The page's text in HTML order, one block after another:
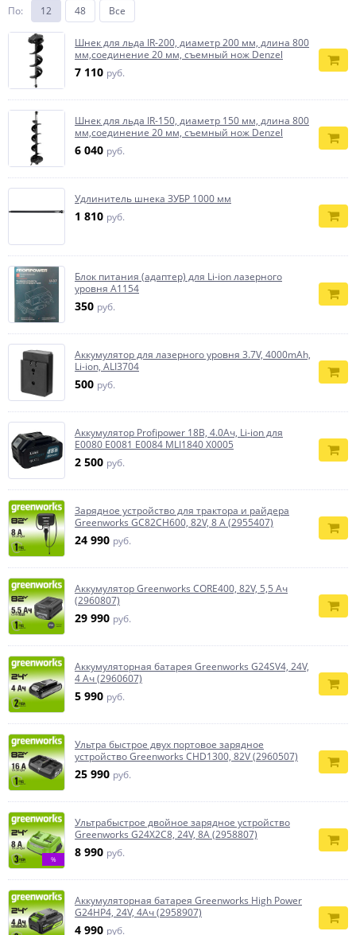
По: 12 48 Все
Шнек для льда IR-200, диаметр 200 мм, длина 800
мм,соединение 20 мм, съемный нож Denzel
7 110 руб.
Шнек для льда IR-150, диаметр 150 мм, длина 800
мм,соединение 20 мм, съемный нож Denzel
6 040 руб.
Удлинитель шнека ЗУБР 1000 мм
1 810 руб.
Блок питания (адаптер) для Li-ion лазерного
уровня A1154
350 руб.
Аккумулятор для лазерного уровня 3.7V, 4000mAh,
Li-ion, ALI3704
500 руб.
Аккумулятор Profipower 18В, 4.0Ач, Li-ion для
E0080 E0081 E0084 MLI1840 X0005
2 500 руб.
Зарядное устройство для трактора и райдера
Greenworks GC82CH600, 82V, 8 А (2955407)
24 990 руб.
Аккумулятор Greenworks CORE400, 82V, 5,5 Ач
(2960807)
29 990 руб.
Аккумуляторная батарея Greenworks G24SV4, 24V,
4 Ач (2960607)
5 990 руб.
Ультра быстрое двух портовое зарядное
устройство Greenworks CHD1300, 82V (2960507)
25 990 руб.
%
Ультрабыстрое двойное зарядное устройство
Greenworks G24X2C8, 24V, 8A (2958807)
8 990 руб.
Аккумуляторная батарея Greenworks High Power
G24HP4, 24V, 4Ач (2958907)
4 990 руб.